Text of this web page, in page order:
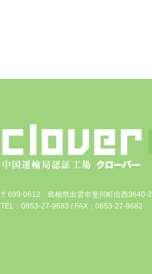
〒699-0612 島根県出雲市斐川町出西3640-2
TEL：0853-27-9683 / FAX：0853-27-9682